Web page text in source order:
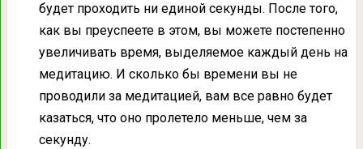
будет проходить ни единой секунды. После того,
как вы преуспеете в этом, вы можете постепенно
увеличивать время, выделяемое каждый день на
медитацию. И сколько бы времени вы не
проводили за медитацией, вам все равно будет
казаться, что оно пролетело меньше, чем за
секунду.